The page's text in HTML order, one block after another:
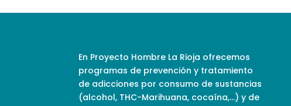
En Proyecto Hombre La Rioja ofrecemos
programas de prevención y tratamiento
de adicciones por consumo de sustancias
(alcohol, THC-Marihuana, cocaína,…) y de